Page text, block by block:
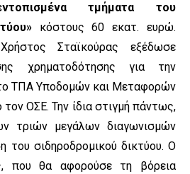
τμήματα του
κόστους 60 εκατ. ευρώ.
Σταϊκούρας εξέδωσε
χρηματοδότησης για την
ΤΠΑ Υποδομών και Μεταφορών
τον ΟΣΕ. Την ίδια στιγμή πάντως,
τριών μεγάλων διαγωνισμών
του σιδηροδρομικού δικτύου. Ο
που θα αφορούσε τη βόρεια